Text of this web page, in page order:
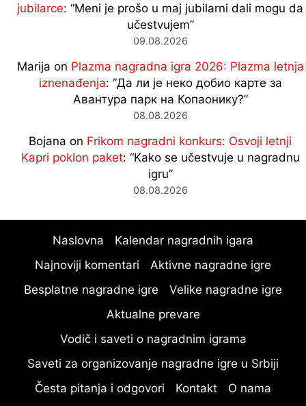
jubilarce: “Meni je prošo u maj jubilarni dali mogu da
učestvujem”
09.08.2026
Marija on Plazma nagradna igra 2026: Plazma letnja
iznenađenja: “Да ли је неко добио карте за
Авантура парк на Копаонику?”
08.08.2026
Bojana on Frikom nagradni konkurs: Osvoji letnji
Kapri poklon paket: “Kako se učestvuje u nagradnu
igru”
08.08.2026
Naslovna
Kalendar nagradnih igara
Najnoviji komentari
Aktivne nagradne igre
Besplatne nagradne igre
Velike nagradne igre
Aktualne prevare
Vodič i saveti o nagradnim igrama
Saveti za organizovanje nagradne igre u Srbiji
Česta pitanja i odgovori
Kontakt
O nama